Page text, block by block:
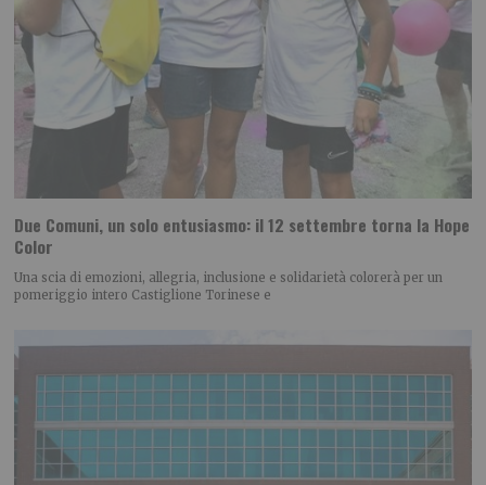
Due Comuni, un solo entusiasmo: il 12 settembre torna la Hope
Color
Una scia di emozioni, allegria, inclusione e solidarietà colorerà per un
pomeriggio intero Castiglione Torinese e